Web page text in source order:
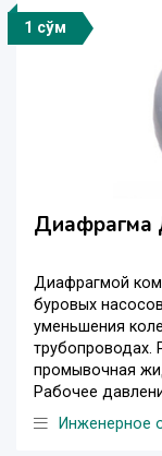
1 сўм
Диафрагма
Диафрагмой
буровых
уменьшения
трубопроводах.
промывочная
Рабочее
Инженерное